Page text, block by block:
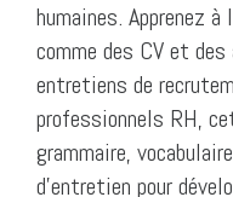
humaines. Apprenez
comme des CV et
entretiens de
professionnels RH,
grammaire,
d’entretien pour